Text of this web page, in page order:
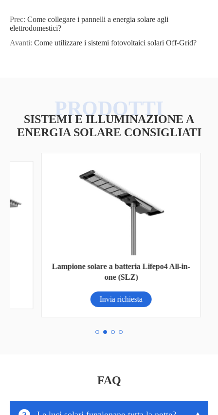
Prec: Come collegare i pannelli a energia solare agli
elettrodomestici?
Avanti: Come utilizzare i sistemi fotovoltaici solari Off-Grid?
SISTEMI E ILLUMINAZIONE A
ENERGIA SOLARE CONSIGLIATI
Lampione solare a batteria Lifepo4 All-in-
one (SLZ)
Invia richiesta
FAQ